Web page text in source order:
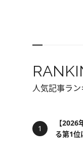
人気記事ラ
【
る第1